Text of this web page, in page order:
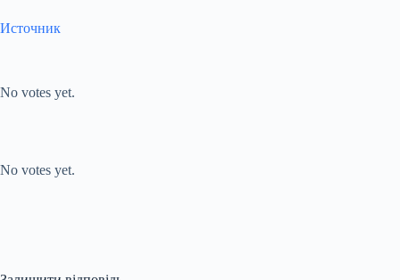
Источник
No votes yet.
No votes yet.